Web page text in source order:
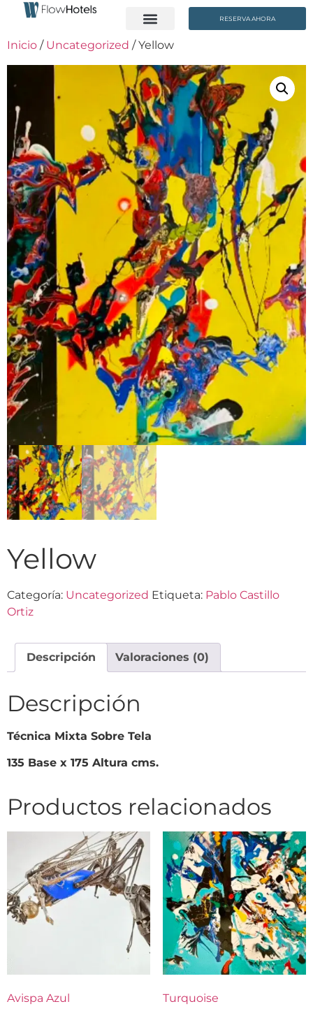
RESERVA AHORA
Inicio / Uncategorized / Yellow
Yellow
Categoría: Uncategorized Etiqueta: Pablo Castillo
Ortiz
Descripción Valoraciones (0)
Descripción
Técnica Mixta Sobre Tela
135 Base x 175 Altura cms.
Productos relacionados
Avispa Azul Turquoise